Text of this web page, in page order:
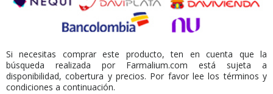
Si necesitas comprar este producto, ten en cuenta que la
búsqueda realizada por Farmalium.com está sujeta a
disponibilidad, cobertura y precios. Por favor lee los términos y
condiciones a continuación.